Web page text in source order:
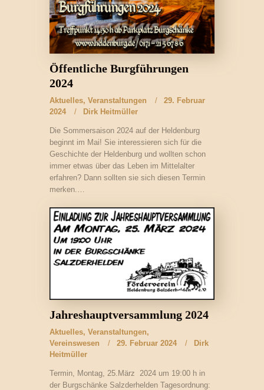
Öffentliche Burgführungen
2024
Aktuelles, Veranstaltungen
29. Februar
2024
Dirk Heitmüller
Die Sommersaison 2024 auf der Heldenburg
beginnt im Mai! Sie interessieren sich für die
Geschichte der Heldenburg und wollten schon
immer etwas über das Leben im Mittelalter
erfahren? Dann sollten sie sich diesen Termin
merken.…
Jahreshauptversammlung 2024
Aktuelles, Veranstaltungen,
Vereinswesen
29. Februar 2024
Dirk
Heitmüller
Termin, Montag, 25.März 2024 um 19:00 h in
der Burgschänke Salzderhelden Tagesordnung: